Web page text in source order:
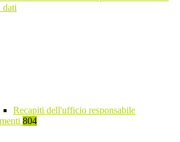
dati
Recapiti dell'ufficio responsabile
804